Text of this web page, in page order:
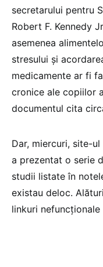
secretarului pentru
Robert F. Kennedy
asemenea
stresului și
medicamente ar fi
cronice ale copiilor
documentul cita
Dar, miercuri, site-
a prezentat o serie
studii listate în
existau deloc.
linkuri